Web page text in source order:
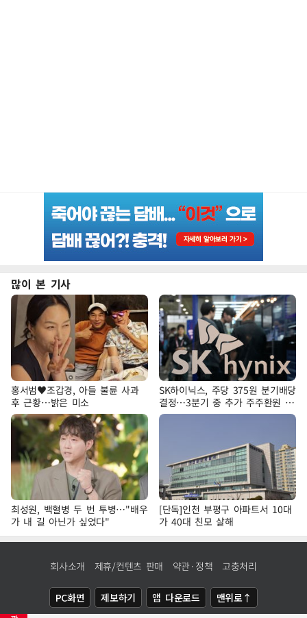
많이 본 기사
홍서범♥조갑경, 아들 불륜 사과
후 근황…밝은 미소
SK하이닉스, 주당 375원 분기배당
결정…3분기 중 추가 주주환원 발
표
최성원, 백혈병 두 번 투병…"배우
가 내 길 아닌가 싶었다"
[단독]인천 부평구 아파트서 10대
가 40대 친모 살해
회사소개 제휴/컨텐츠 판매 약관·정책 고충처리
PC화면 제보하기 앱 다운로드 맨위로↑